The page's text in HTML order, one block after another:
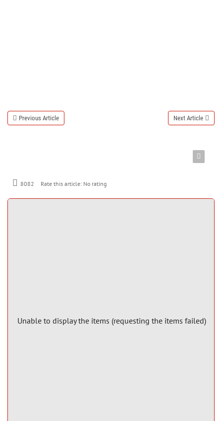
Previous Article Next Article
8082 Rate this article: No rating
Unable to display the items (requesting the items failed)